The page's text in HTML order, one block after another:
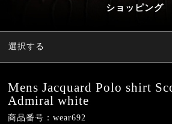
ショッピング
選択する
Mens Jacquard Polo shirt
Admiral white
商品番号：wear692